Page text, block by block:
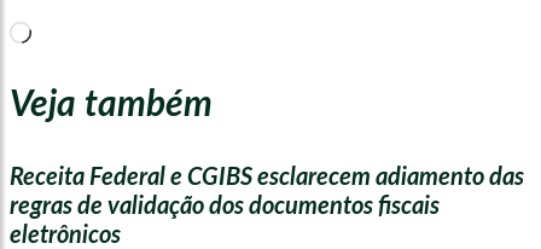
Carregando...
Veja também
Receita Federal e CGIBS esclarecem adiamento das
regras de validação dos documentos fiscais
eletrônicos